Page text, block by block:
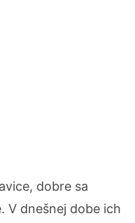
dobre sa
V dnešnej dobe ich